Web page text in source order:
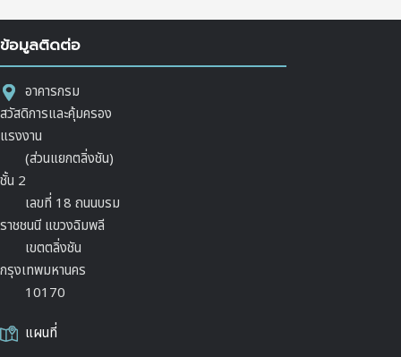
ข้อมูลติดต่อ
อาคารกรม
สวัสดิการและคุ้มครอง
แรงงาน
(ส่วนแยกตลิ่งชัน)
ชั้น 2
เลขที่ 18 ถนนบรม
ราชชนนี แขวงฉิมพลี
เขตตลิ่งชัน
กรุงเทพมหานคร
10170
แผนที่